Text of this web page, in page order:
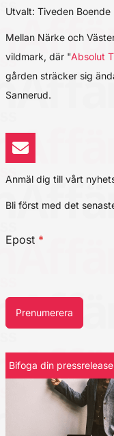
Utvalt: Tiveden Boende
Mellan Närke och
vildmark, där "Absolut
gården sträcker sig
Sannerud.
Anmäl dig till vårt
Bli först med det
Epost *
Prenumerera
Bifoga din